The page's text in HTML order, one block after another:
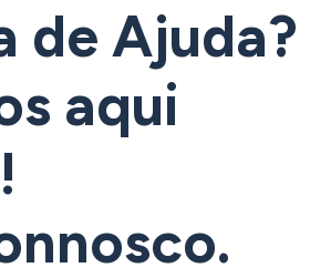
de Ajuda?
aqui